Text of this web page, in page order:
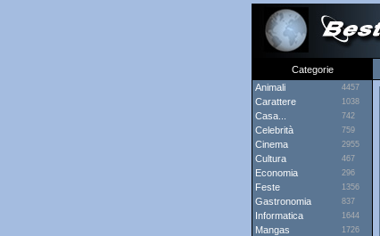
Categorie
Animali
4457
Carattere 1038
Casa... 742
Celebrità 759
Cinema 2955
Cultura 467
Economia 296
Feste 1356
Gastronomia 837
Informatica 1644
Mangas 1726